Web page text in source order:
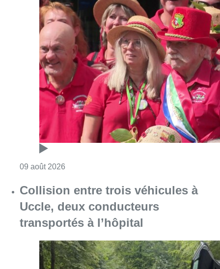
09 août 2026
Collision entre trois véhicules à
Uccle, deux conducteurs
transportés à l’hôpital